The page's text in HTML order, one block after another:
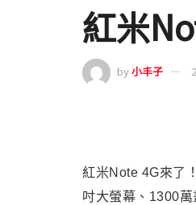
紅米
by小丰子
紅米Note 4G來了
吋大螢幕、1300